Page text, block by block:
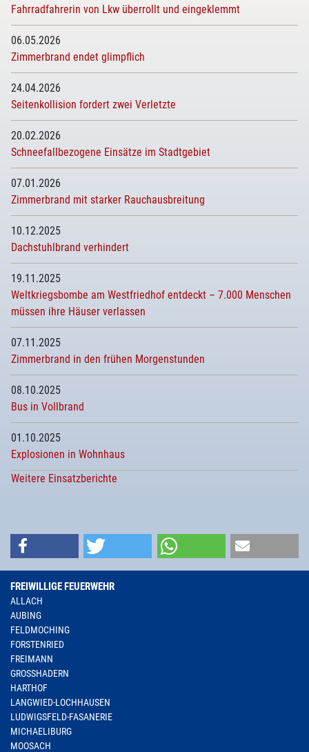
Fahrradfahrerin von Lkw überrollt und eingeklemmt
06.05.2026
Zimmerbrand endet glimpflich
24.04.2026
Seitenkollision fordert zwei Verletzte
20.02.2026
Schneefallbezogene Einsätze im Stadtgebiet
07.01.2026
Zimmerbrand mit starker Rauchausbreitung
10.12.2025
Dachstuhlbrand verhindert
19.11.2025
Weltkriegsbombe am Westfriedhof entdeckt – 7.000 Menschen
müssen ihre Häuser verlassen
07.11.2025
Zimmerbrand in den frühen Morgenstunden
08.10.2025
Bus in Vollbrand
01.10.2025
Explosionen in Wohnhaus
Weitere Einsatzberichte
FREIWILLIGE FEUERWEHR
ALLACH
AUBING
FELDMOCHING
FORSTENRIED
FREIMANN
GROSSHADERN
HARTHOF
LANGWIED-LOCHHAUSEN
LUDWIGSFELD-FASANERIE
MICHAELIBURG
MOOSACH